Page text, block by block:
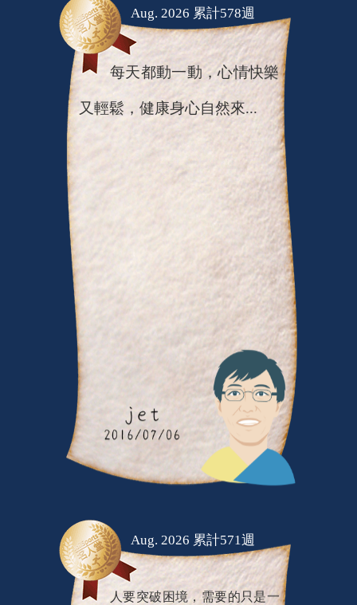
Aug. 2026 累計578週
每天都動一動，心情快樂
又輕鬆，健康身心自然來...
人要突破困境，需要的只是一